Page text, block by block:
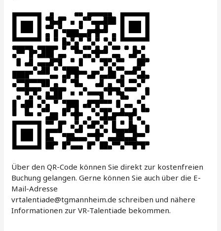
Über den QR-Code können Sie direkt zur kostenfreien
Buchung gelangen. Gerne können Sie auch über die E-
Mail-Adresse
vrtalentiade@tgmannheim.de schreiben und nähere
Informationen zur VR-Talentiade bekommen.